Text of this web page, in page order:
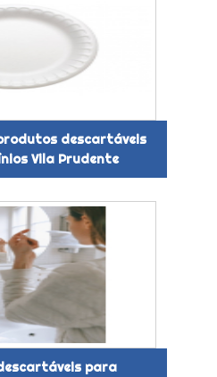
descartáveis
Vila Prudente
para